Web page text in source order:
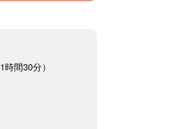
間30分）